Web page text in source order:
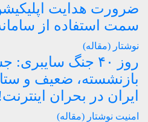
ضرورت هدایت
سمت استفاده از
نوشتار (مقاله)
روز ۴۰ جنگ
بازنشسته، ضعیف و
ایران در بحران
امنیت نوشتار (مقاله)